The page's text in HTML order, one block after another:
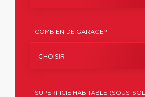
COMBIEN DE GARAGE?
CHOISIR
SUPERFICIE HABITABLE (SOUS-